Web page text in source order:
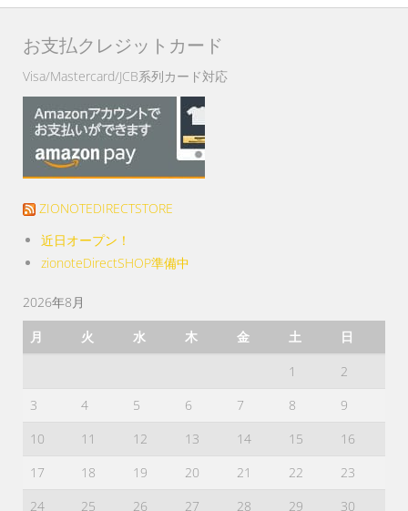
ま
す。
プ
シ
ョ
ン
は
品
ペ
ジ
お支払クレジットカード
Visa/Mastercard/JCB系列カード対応
ZIONOTEDIRECTSTORE
近日オープン！
zionoteDirectSHOP準備中
2026年8月
月
火 水 木 金 土
日
1
2
3
4 5 6 7 8
9
10
11 12 13 14 15
16
17
18 19 20 21 22
23
24
25 26 27 28 29 30